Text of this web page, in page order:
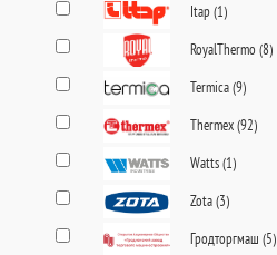
Itap (1)
RoyalThermo (8)
Termica (9)
Thermex (92)
Watts (1)
Zota (3)
Гродторгмаш (5)